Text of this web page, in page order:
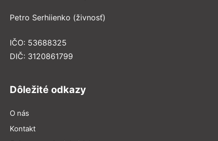
Petro Serhiienko (živnosť)
IČO: 53688325
DIČ: 3120861799
Dôležité odkazy
O nás
Kontakt